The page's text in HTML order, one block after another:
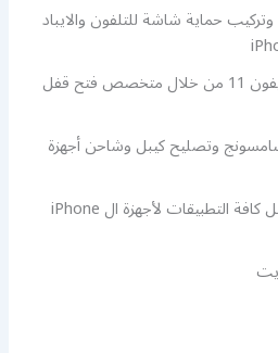
حماية شاشة للتلفون والايباد
تصليح وفك قفل تلفون ايفون 11 من خلال متخصص فتح قفل
وتصليح كيبل وشاحن أجهزة
تنزيل برامج للايفون وتحميل كافة التطبيقات لأجهزة ال iPhone